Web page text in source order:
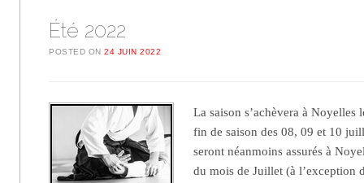
Été 2022
POSTED ON24 JUIN 2022
La saison s’achèvera à Noyelles
fin de saison des 08, 09 et 10
seront néanmoins assurés à
du mois de Juillet (à